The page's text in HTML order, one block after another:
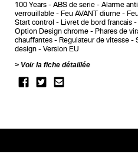
100 Years ABS de serie Alarme
verrouillable
Feu AVANT diurne
Start control
Livret de bord francais
Option Design chrome
Phares de
chauffantes
Regulateur de vitesse
design
Version EU
Voir la fiche détaillée